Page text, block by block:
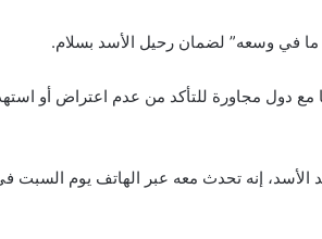
في وسعه” لضمان رحيل الأسد بسلام.
مع دول مجاورة للتأكد من عدم اعتراض أو
الأسد، إنه تحدث معه عبر الهاتف يوم السبت